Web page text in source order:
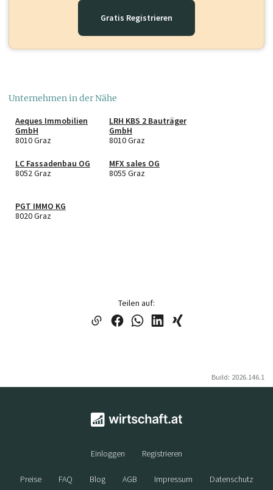
Gratis Registrieren
Unternehmen in der Nähe
Aeques Immobilien
GmbH
8010 Graz
LRH KBS 2 Bauträger
GmbH
8010 Graz
LC Fassadenbau OG
8052 Graz
MFX sales OG
8055 Graz
PGT IMMO KG
8020 Graz
Teilen auf:
Build: 2026.146.1
Einloggen Registrieren
Preise FAQ Blog AGB Impressum Datenschutz